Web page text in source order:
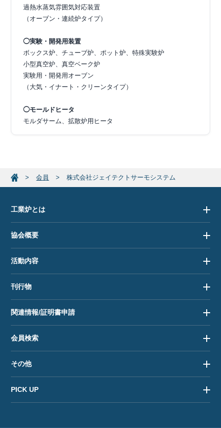
過熱水蒸気雰囲気対応装置
（オーブン・連続炉タイプ）
◯実験・開発用装置
ボックス炉、チューブ炉、ポット炉、特殊実験炉
小型真空炉、真空ベーク炉
実験用・開発用オーブン
（大気・イナート・クリーンタイプ）
◯モールドヒータ
モルダサーム、拡散炉用ヒータ
会員 株式会社ジェイテクトサーモシステム
工業炉とは
協会概要
活動内容
刊行物
関連情報/証明書申請
会員検索
その他
PICK UP